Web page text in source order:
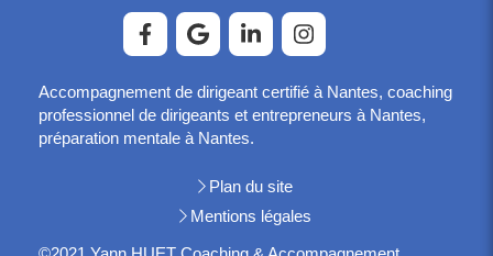
Accompagnement de dirigeant certifié à Nantes, coaching
professionnel de dirigeants et entrepreneurs à Nantes,
préparation mentale à Nantes.
Plan du site
Mentions légales